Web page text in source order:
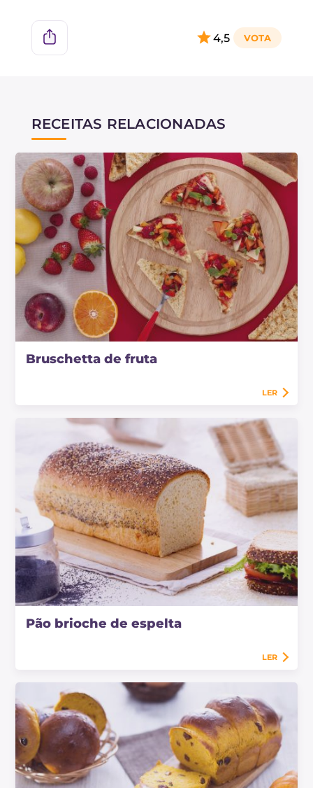
4,5
RECEITAS RELACIONADAS
Bruschetta de fruta
LER
Pão brioche de espelta
LER